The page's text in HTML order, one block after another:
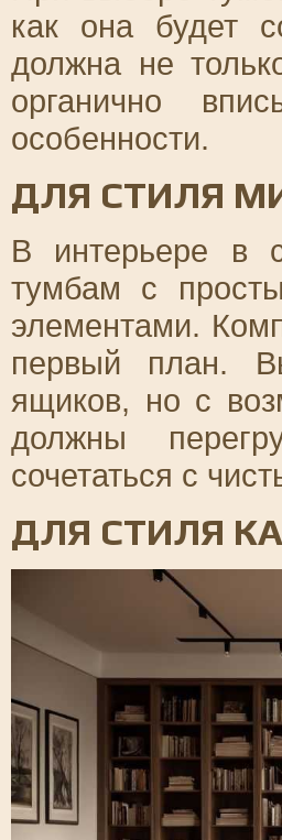
как она будет
должна не
органично
особенности.
ДЛЯ СТИЛЯ
В интерьере в
тумбам с
элементами.
первый план.
ящиков, но с
должны
сочетаться с
ДЛЯ СТИЛЯ